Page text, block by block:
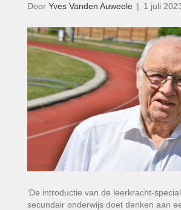
Door Yves Vanden Auweele | 1 juli
‘De introductie van de leerkracht-
secundair onderwijs doet denken aan